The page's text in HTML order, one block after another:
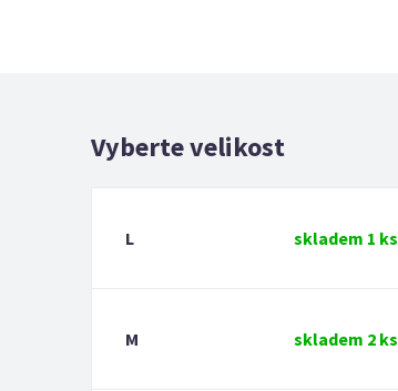
Vyberte velikost
L skladem 1 ks
M skladem 2 ks